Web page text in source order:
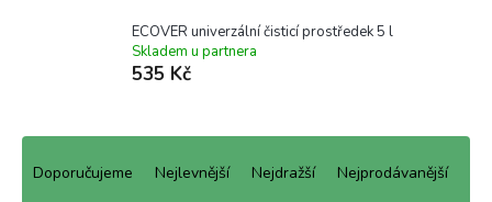
ECOVER univerzální čisticí prostředek 5 l
Skladem u partnera
535 Kč
Ř
Doporučujeme Nejlevnější Nejdražší Nejprodávanější